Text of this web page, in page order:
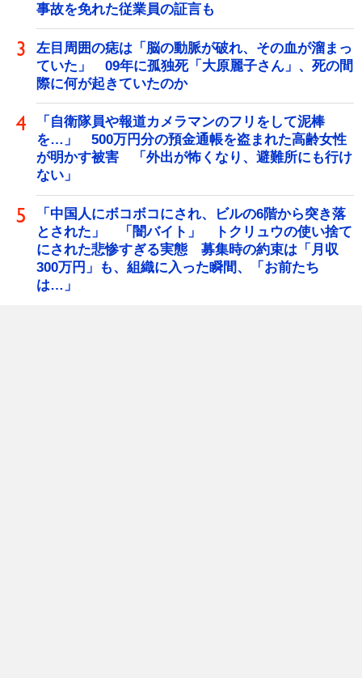
事故を免れた従業員の証言も
左目周囲の痣は「脳の動脈が破れ、その血が溜まっ
ていた」 09年に孤独死「大原麗子さん」、死の間
際に何が起きていたのか
「自衛隊員や報道カメラマンのフリをして泥棒
を…」 500万円分の預金通帳を盗まれた高齢女性
が明かす被害 「外出が怖くなり、避難所にも行け
ない」
「中国人にボコボコにされ、ビルの6階から突き落
とされた」 「闇バイト」 トクリュウの使い捨て
にされた悲惨すぎる実態 募集時の約束は「月収
300万円」も、組織に入った瞬間、「お前たち
は…」